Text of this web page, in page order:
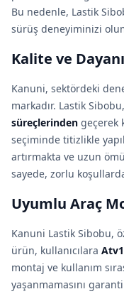
Bu nedenle, Lastik
sürüş deneyiminizi
Kalite ve
Kanuni, sektördeki
markadır. Lastik Sibobu,
süreçlerinden geçerek
seçiminde titizlikle
artırmakta ve uzun
sayede, zorlu
Uyumlu Araç
Kanuni Lastik Sibobu,
ürün, kullanıcılara
montaj ve kullanım
yaşanmamasını